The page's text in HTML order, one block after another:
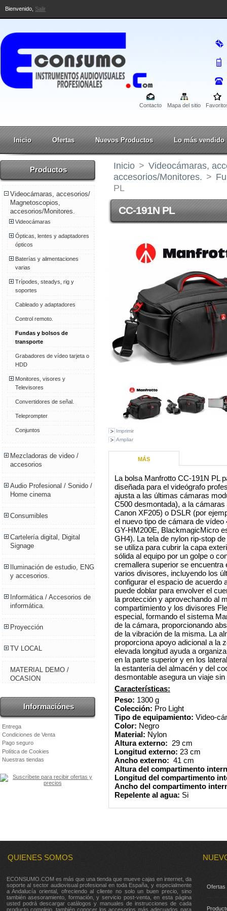
Bienvenido, Salir
Contacto Mapa del sitio
Inicio Ofertas Nuevos Productos Lo más vendido
Productos
Videocámaras, accesorios/
Magnetoscopios,
accesorios/Monitores.
Videocámaras
Ópticas, lentes y adaptadores
ópticos
Baterías y alimentaciones
varias
Trípodes, steadys, rig y
soportes
Cableado y adaptadores
Control remoto.
Fundas y bolsos de
transporte
Grabadores de vídeo tarjeta o
HDD
Monitores, visores y
Televisores
Convertidores de señal.
Teleprompter
Conjuntos
Mezcladoras de video /
accesorios
Audio Profesional / Sonido /
Home cinema
Consumibles
Cartelería digital, Digital
Signage
Iluminación de estudio, ENG
y accesorios.
Informática / Accesorios de
informática.
Proyección
TV LOCAL
MATERIAL DEMO /
OCASION
Informaciónes
Entrega
Condiciones de Venta
Pago seguro
Política de Cookies
Nuestras tiendas
Inicio > Videocámaras,
accesorios/Monitores. >
PL
CC-191N PL
Imprimir
Ampliar
MÁS
La bolsa Manfrotto CC-191N PL
diseñada para el videógrafo
ajusta a las últimas cámaras
C500 desmontada), a la
Canon XF205) o DSLR (por
el nuevo tipo de cámara de
GY-HM200E, BlackmagicMicro
GH4). La tela de nylon rip-stop
se utiliza para cubrir la capa
sólida al equipo por un golpe o
cremallera superior se
varios divisores, incluyendo los
configurar el espacio de acuerdo
puede doblar para envolver el
la protección y aprovechando al
compartimiento y los divisores
especial, formando el sistema
de la cámara, proporcionando
de la vibración de la misma. La
proporciona apoyo adicional a la
elevada longitud ayuda a
en la parte superior y en los
la estantería del almacén y del
desmontable asegura un viaje
Características:
Peso: 1300 g
Colección: Pro Light
Tipo de equipamiento: Video-
Color: Negro
Material: Nylon
Altura externo: 29 cm
Longitud externo: 23 cm
Ancho externo: 41 cm
Altura del compartimento
Longitud del compartimento
Ancho del compartimento
Repelente al agua: Si
QUIENES SOMOS
ECONSUMO.COM es más que una tienda que mueve cajas en internet, da
soporte al sector audiovisual profesional en toda España, y especialmente
a Andalucía oriental, ofreciendo al cliente no solo un buen precio, sino
también asesoramiento, formación, y servicio post-venta, en esta página
usted podrá descargar catálogos y manuales de instrucciones de cada
producto complejo, también conocer los accesorios más adecuados para
Ofertas